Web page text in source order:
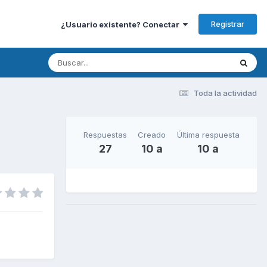
¿Usuario existente? Conectar Registrar
Toda la actividad
Respuestas
27
Creado
10 a
Última respuesta
10 a